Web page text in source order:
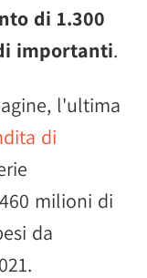
di 1.300
importanti.
l'ultima
di
milioni di
da